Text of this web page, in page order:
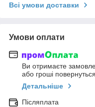
Всі умови доставки
Умови оплати
Ви отримаєте
або гроші
Детальніше
Післяплата